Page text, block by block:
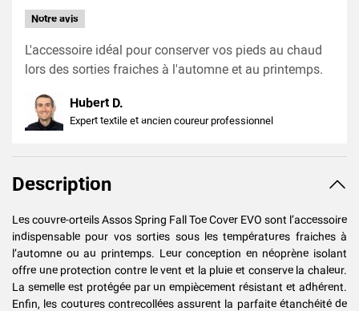
Notre avis
L'accessoire idéal pour conserver vos pieds au chaud
lors des sorties fraiches à l'automne et au printemps.
Hubert D.
Expert textile et ancien coureur professionnel
Description
Les couvre-orteils Assos Spring Fall Toe Cover EVO sont l’accessoire
indispensable pour vos sorties sous les températures fraiches à
l’automne ou au printemps. Leur conception en néoprène isolant
offre une protection contre le vent et la pluie et conserve la chaleur.
La semelle est protégée par un empiècement résistant et adhérent.
Enfin, les coutures contrecollées assurent la parfaite étanchéité de